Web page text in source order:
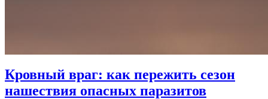
Кровный враг: как пережить сезон
нашествия опасных паразитов